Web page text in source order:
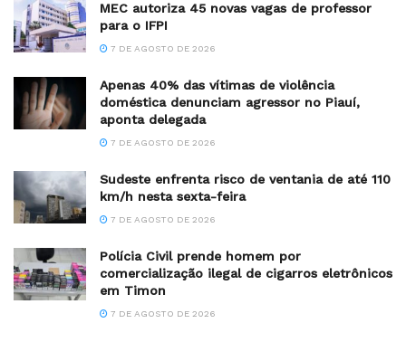
MEC autoriza 45 novas vagas de professor
para o IFPI
7 DE AGOSTO DE 2026
Apenas 40% das vítimas de violência
doméstica denunciam agressor no Piauí,
aponta delegada
7 DE AGOSTO DE 2026
Sudeste enfrenta risco de ventania de até 110
km/h nesta sexta-feira
7 DE AGOSTO DE 2026
Polícia Civil prende homem por
comercialização ilegal de cigarros eletrônicos
em Timon
7 DE AGOSTO DE 2026